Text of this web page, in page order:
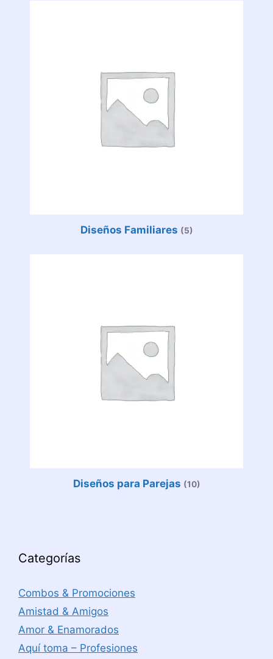
Diseños Familiares (5)
Diseños para Parejas (10)
Categorías
Combos & Promociones
Amistad & Amigos
Amor & Enamorados
Aquí toma – Profesiones